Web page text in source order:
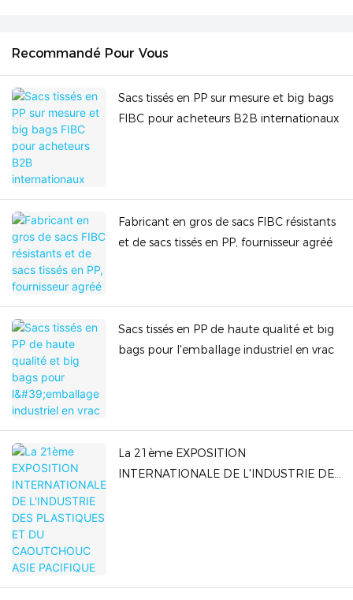
Recommandé Pour Vous
Sacs tissés en PP sur mesure et big bags
FIBC pour acheteurs B2B internationaux
Fabricant en gros de sacs FIBC résistants
et de sacs tissés en PP, fournisseur agréé
Sacs tissés en PP de haute qualité et big
bags pour l'emballage industriel en vrac
La 21ème EXPOSITION
INTERNATIONALE DE L'INDUSTRIE DES